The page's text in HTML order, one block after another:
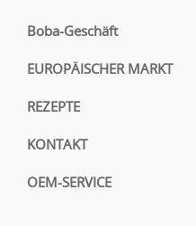
Boba-Geschäft
EUROPÄISCHER MARKT
REZEPTE
KONTAKT
OEM-SERVICE